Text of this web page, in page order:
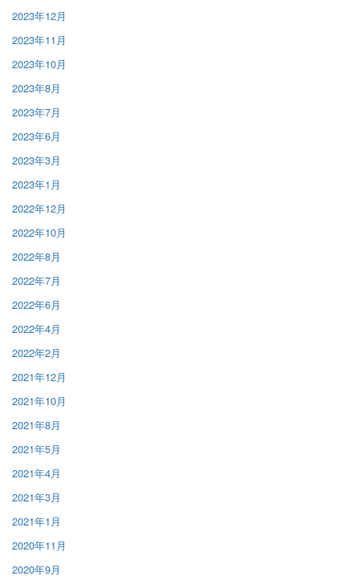
2023年12月
2023年11月
2023年10月
2023年8月
2023年7月
2023年6月
2023年3月
2023年1月
2022年12月
2022年10月
2022年8月
2022年7月
2022年6月
2022年4月
2022年2月
2021年12月
2021年10月
2021年8月
2021年5月
2021年4月
2021年3月
2021年1月
2020年11月
2020年9月